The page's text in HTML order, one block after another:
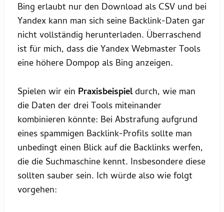
Bing erlaubt nur den Download als CSV und bei
Yandex kann man sich seine Backlink-Daten gar
nicht vollständig herunterladen. Überraschend
ist für mich, dass die Yandex Webmaster Tools
eine höhere Dompop als Bing anzeigen.
Spielen wir ein Praxisbeispieldurch, wie man
die Daten der drei Tools miteinander
kombinieren könnte: Bei Abstrafung aufgrund
eines spammigen Backlink-Profils sollte man
unbedingt einen Blick auf die Backlinks werfen,
die die Suchmaschine kennt. Insbesondere diese
sollten sauber sein. Ich würde also wie folgt
vorgehen: